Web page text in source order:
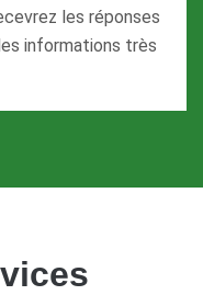
les réponses
informations très